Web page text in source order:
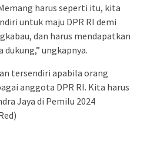
harus seperti itu, kita
untuk maju DPR RI demi
dan harus mendapatkan
ungkapnya.
tersendiri apabila orang
anggota DPR RI. Kita harus
Jaya di Pemilu 2024